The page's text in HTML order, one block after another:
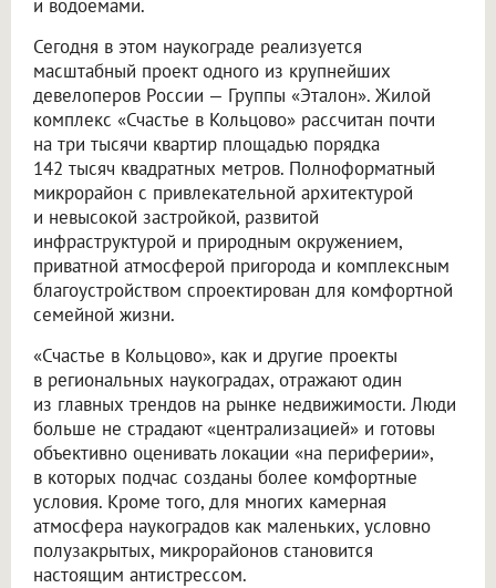
и водоемами.
Сегодня в этом наукограде реализуется
масштабный проект одного из крупнейших
девелоперов России — Группы «Эталон». Жилой
комплекс «Счастье в Кольцово» рассчитан почти
на три тысячи квартир площадью порядка
142 тысяч квадратных метров. Полноформатный
микрорайон с привлекательной архитектурой
и невысокой застройкой, развитой
инфраструктурой и природным окружением,
приватной атмосферой пригорода и комплексным
благоустройством спроектирован для комфортной
семейной жизни.
«Счастье в Кольцово», как и другие проекты
в региональных наукоградах, отражают один
из главных трендов на рынке недвижимости. Люди
больше не страдают «централизацией» и готовы
объективно оценивать локации «на периферии»,
в которых подчас созданы более комфортные
условия. Кроме того, для многих камерная
атмосфера наукоградов как маленьких, условно
полузакрытых, микрорайонов становится
настоящим антистрессом.